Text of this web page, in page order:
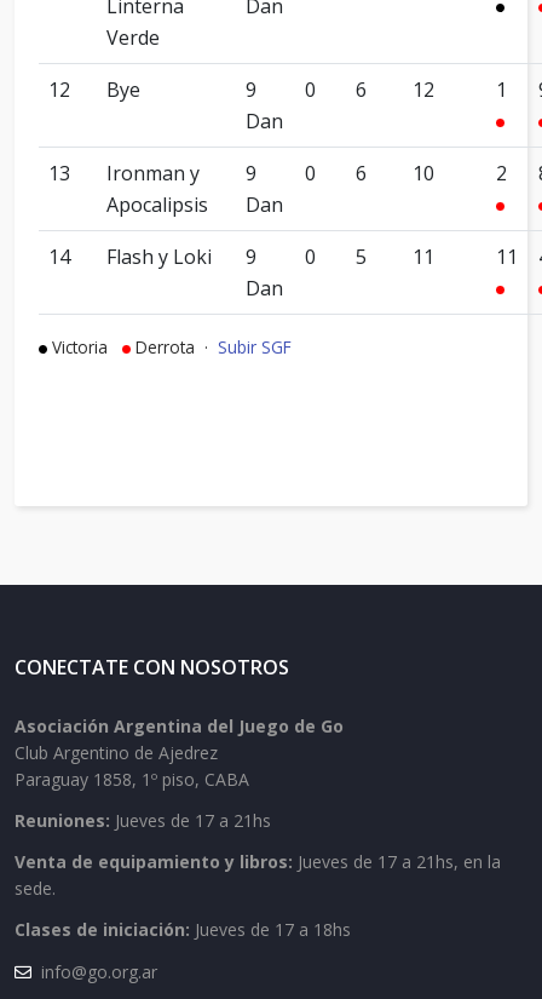
Linterna
Verde
Dan
12 Bye
9
Dan
0 6 12 1
13
Ironman y
Apocalipsis
9
Dan
0 6 10 2
14 Flash y Loki
9
Dan
0 5 11 11
Victoria Derrota · Subir SGF
CONECTATE CON NOSOTROS
Asociación Argentina del Juego de Go
Club Argentino de Ajedrez
Paraguay 1858, 1º piso, CABA
Reuniones: Jueves de 17 a 21hs
Venta de equipamiento y libros: Jueves de 17 a 21hs, en la
sede.
Clases de iniciación: Jueves de 17 a 18hs
info@go.org.ar